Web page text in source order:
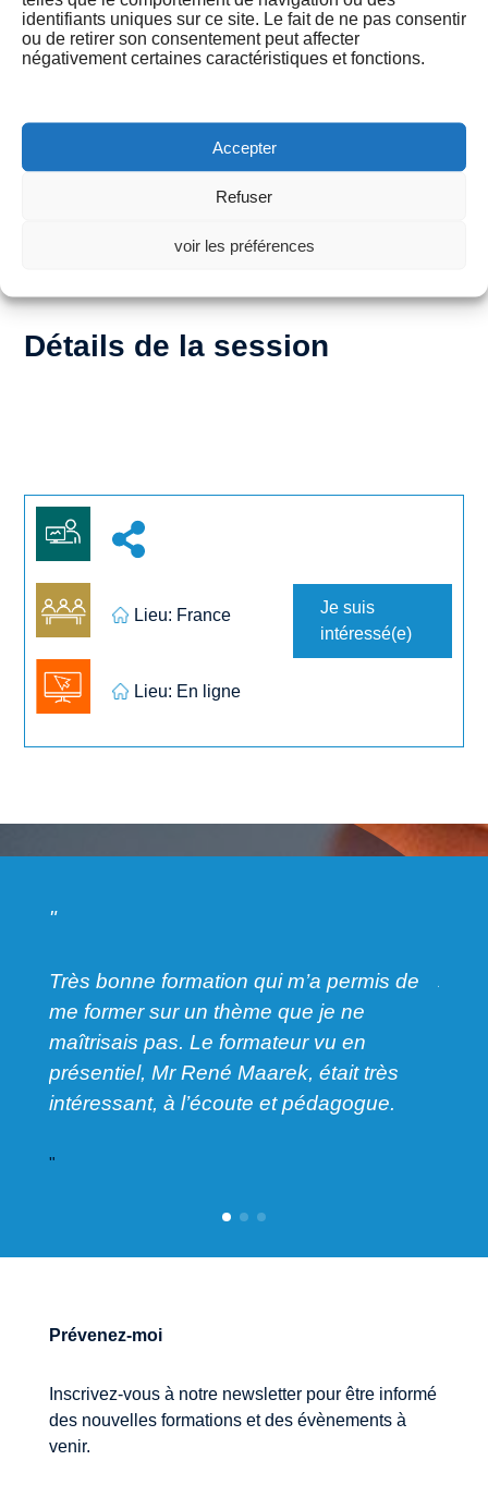
identifiants uniques sur ce site. Le fait de ne pas consentir
ou de retirer son consentement peut affecter
négativement certaines caractéristiques et fonctions.
Accepter
Refuser
voir les préférences
Formation accessible aux personnes en
situation de handicap, nous contacter pour toutes
demandes particulières.
Détails de la session
Lieu: France
Lieu: En ligne
Je suis
intéressé(e)
"
Très bonne formation qui m’a permis de
me former sur un thème que je ne
maîtrisais pas. Le formateur vu en
présentiel, Mr René Maarek, était très
intéressant, à l’écoute et pédagogue.
"
Prévenez-moi
Inscrivez-vous à notre newsletter pour être informé
des nouvelles formations et des évènements à
venir.